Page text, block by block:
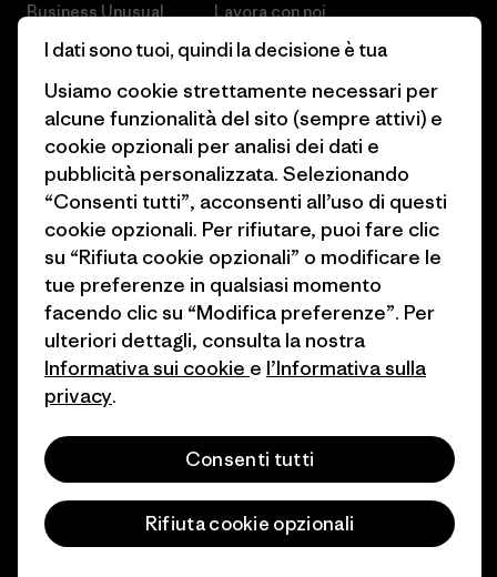
Business Unusual
Obiettivi climatici
1% For The Planet
Come finanziamo
Buoni regalo
Trova un negozio
Lavora con noi
Stampa e media
Industry program
Programma di affiliazione
Patagonia Svizzera Mappa del
sito
© 2026 Patagonia, Inc. All Rights Reserved.
italiano
I dati sono tuoi, quindi la decisione è tua
Usiamo cookie strettamente necessari per
alcune funzionalità del sito (sempre attivi) e
cookie opzionali per analisi dei dati e
pubblicità personalizzata. Selezionando
“Consenti tutti”, acconsenti all’uso di questi
cookie opzionali. Per rifiutare, puoi fare clic
su “Rifiuta cookie opzionali” o modificare le
tue preferenze in qualsiasi momento
facendo clic su “Modifica preferenze”. Per
ulteriori dettagli, consulta la nostra
Informativa sui cookie e l’Informativa sulla
privacy.
Consenti tutti
Rifiuta cookie opzionali